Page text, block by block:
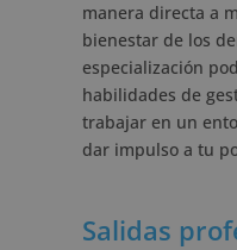
manera directa a
bienestar de los
especialización
habilidades de
trabajar en un
dar impulso a tu
Salidas